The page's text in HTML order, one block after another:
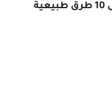
لذلك دعونا نلقي نظرة عن أفضل 10 طرق طبيعية